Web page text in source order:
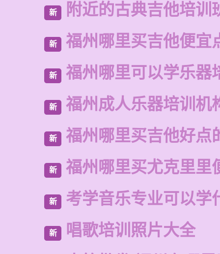
新 附近的古典吉他培训
新 福州哪里买吉他便宜
新 福州哪里可以学乐器
新 福州成人乐器培训机
新 福州哪里买吉他好点
新 福州哪里买尤克里里
新 考学音乐专业可以学
新 唱歌培训照片大全